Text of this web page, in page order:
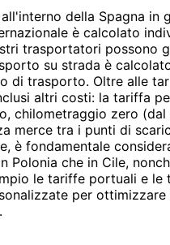
della Spagna in
è calcolato
trasportatori possono
su strada è
di trasporto. Oltre alle
altri costi: la tariffa
chilometraggio zero
merce tra i punti di
è fondamentale
Polonia che in Cile,
le tariffe portuali e
per